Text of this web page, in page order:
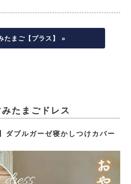
たまご【プラス】 »
たまごドレス
ダブルガーゼ寝かしつけカバー